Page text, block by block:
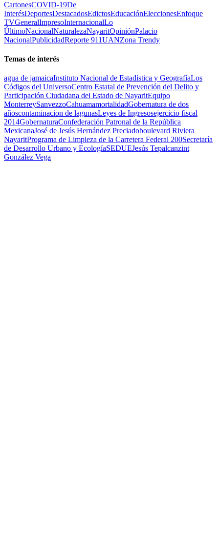
CartonesCOVID-19De
InterésDeportesDestacadosEdictosEducaciónEleccionesEnfoque
TVGeneralImpresoInternacionalLo
ÚltimoNacionalNaturalezaNayaritOpiniónPalacio
NacionalPublicidadReporte 911UANZona Trendy
Temas de interés
agua de jamaicaInstituto Nacional de Estadística y GeografíaLos
Códigos del UniversoCentro Estatal de Prevención del Delito y
Participación Ciudadana del Estado de NayaritEquipo
MonterreySanvezzoCahuamamortalidadGobernatura de dos
añoscontaminacion de lagunasLeyes de Ingresosejercicio fiscal
2014GobernaturaConfederación Patronal de la República
MexicanaJosé de Jesús Hernández Preciadoboulevard Riviera
NayaritPrograma de Limpieza de la Carretera Federal 200Secretaría
de Desarrollo Urbano y EcologíaSEDUEJesús Tepalcanzint
González Vega